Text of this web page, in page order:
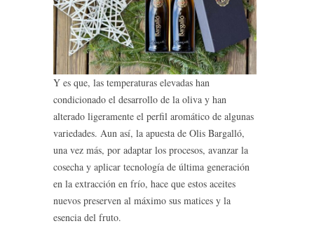
Y es que, las temperaturas elevadas han
condicionado el desarrollo de la oliva y han
alterado ligeramente el perfil aromático de algunas
variedades. Aun así, la apuesta de Olis Bargalló,
una vez más, por adaptar los procesos, avanzar la
cosecha y aplicar tecnología de última generación
en la extracción en frío, hace que estos aceites
nuevos preserven al máximo sus matices y la
esencia del fruto.